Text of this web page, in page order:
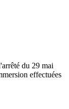
du 29 mai
effectuées